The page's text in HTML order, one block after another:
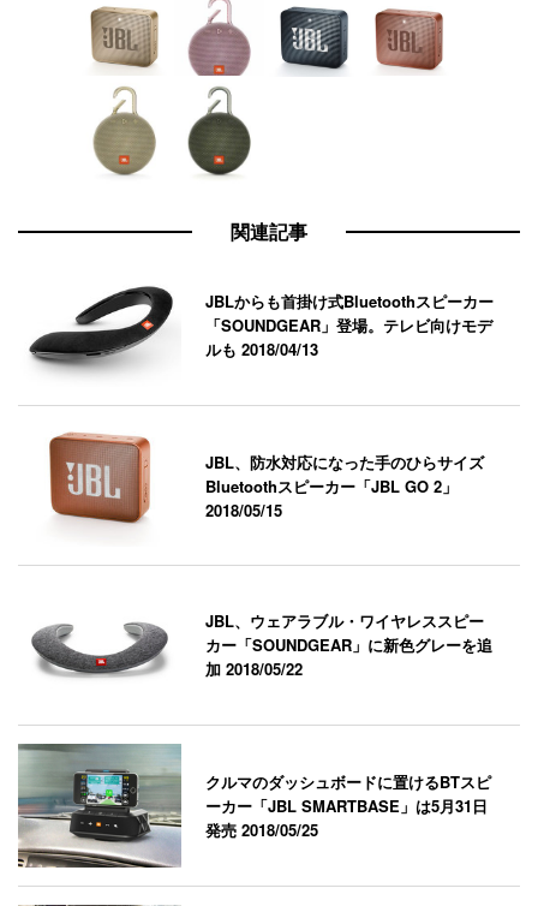
関連記事
JBLからも首掛け式Bluetoothスピーカー
「SOUNDGEAR」登場。テレビ向けモデ
ルも2018/04/13
JBL、防水対応になった手のひらサイズ
Bluetoothスピーカー「JBL GO 2」
2018/05/15
JBL、ウェアラブル・ワイヤレススピー
カー「SOUNDGEAR」に新色グレーを追
加2018/05/22
クルマのダッシュボードに置けるBTスピ
ーカー「JBL SMARTBASE」は5月31日
発売2018/05/25